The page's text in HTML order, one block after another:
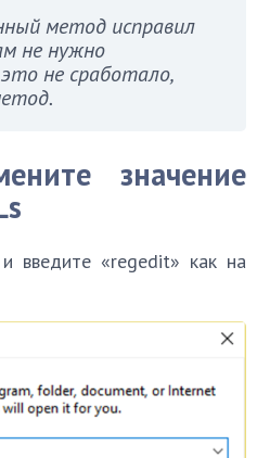
метод исправил
не нужно
не сработало,
значение
введите «regedit» как на